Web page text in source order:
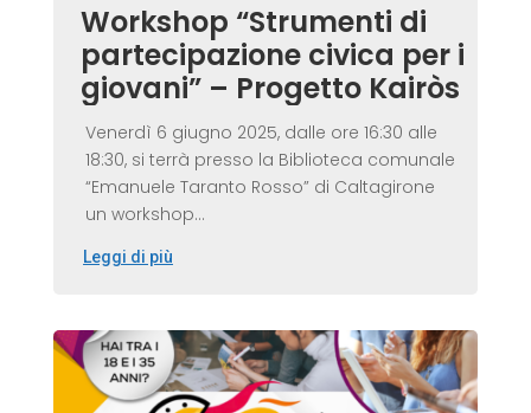
Workshop “Strumenti di
partecipazione civica per i
giovani” – Progetto Kairòs
Venerdì 6 giugno 2025, dalle ore 16:30 alle
18:30, si terrà presso la Biblioteca comunale
“Emanuele Taranto Rosso” di Caltagirone
un workshop...
Leggi di più